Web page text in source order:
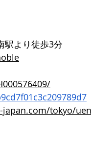
駅より徒歩3分
tokyo/